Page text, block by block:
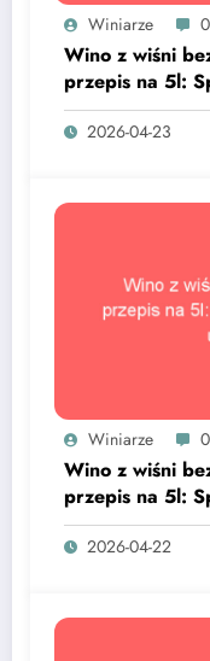
Winiarze 0
Wino z wiśni
przepis na 5l:
sekret udanego
2026-04-23
Winiarze 0
Wino z wiśni
przepis na 5l:
sekret udanego
2026-04-22